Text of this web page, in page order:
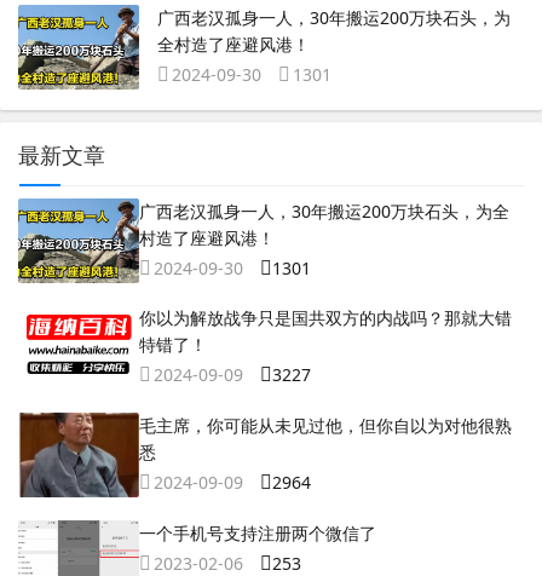
广西老汉孤身一人，30年搬运200万块石头，为
全村造了座避风港！
2024-09-30
1301
最新文章
广西老汉孤身一人，30年搬运200万块石头，为全
村造了座避风港！
2024-09-30
1301
你以为解放战争只是国共双方的内战吗？那就大错
特错了！
2024-09-09
3227
毛主席，你可能从未见过他，但你自以为对他很熟
悉
2024-09-09
2964
一个手机号支持注册两个微信了
2023-02-06
253